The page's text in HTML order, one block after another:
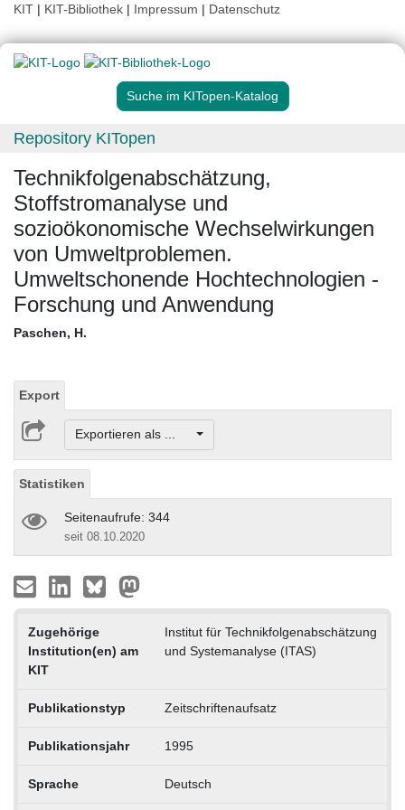
KIT | KIT-Bibliothek | Impressum | Datenschutz
Suche im KITopen-Katalog
Repository KITopen
Technikfolgenabschätzung,
Stoffstromanalyse und
sozioökonomische Wechselwirkungen
von Umweltproblemen.
Umweltschonende Hochtechnologien -
Forschung und Anwendung
Paschen, H.
Export
Exportieren als ...
Statistiken
Seitenaufrufe: 344
seit 08.10.2020
Zugehörige
Institution(en) am
KIT
Institut für Technikfolgenabschätzung
und Systemanalyse (ITAS)
Publikationstyp Zeitschriftenaufsatz
Publikationsjahr 1995
Sprache Deutsch